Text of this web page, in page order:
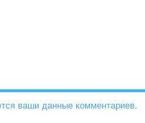
ваши данные комментариев.